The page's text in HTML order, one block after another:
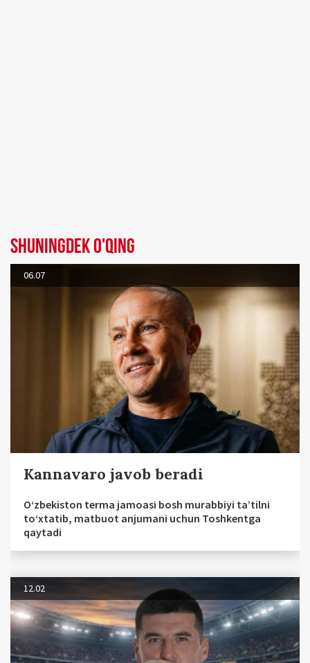
Shuningdek o'qing
06.07
Kannavaro javob beradi
O‘zbekiston terma jamoasi bosh murabbiyi ta’tilni
to‘xtatib, matbuot anjumani uchun Toshkentga
qaytadi
12.02